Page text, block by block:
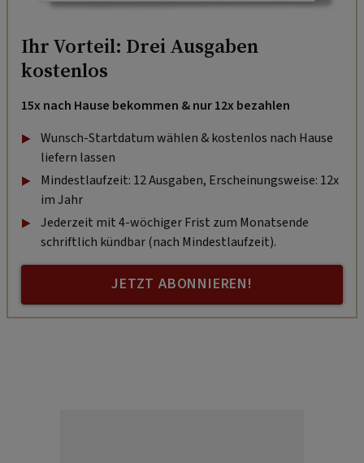
Ihr Vorteil: Drei Ausgaben
kostenlos
15x nach Hause bekommen & nur 12x bezahlen
Wunsch-Startdatum wählen & kostenlos nach Hause
liefern lassen
Mindestlaufzeit: 12 Ausgaben, Erscheinungsweise: 12x
im Jahr
Jederzeit mit 4-wöchiger Frist zum Monatsende
schriftlich kündbar (nach Mindestlaufzeit).
JETZT ABONNIEREN!